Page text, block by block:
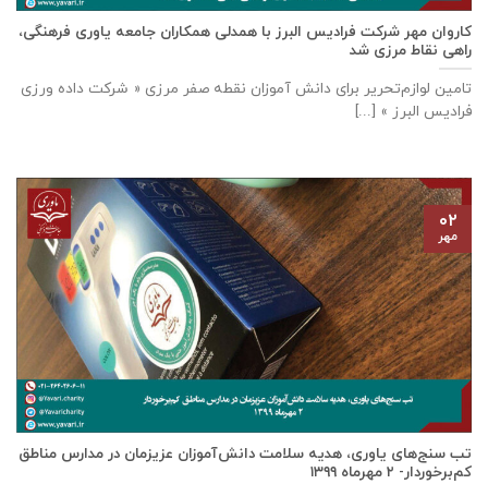
كاروان مهر شرکت فرادیس البرز با همدلی همکاران جامعه یاوری فرهنگی،
راهی نقاط مرزی شد
تامين لوازم‌تحرير برای دانش آموزان نقطه صفر مرزی « شرکت داده ورزی
فراديس البرز » [...]
تب سنج‌های یاوری، هدیه سلامت دانش‌آموزان عزیزمان در مدارس مناطق
کم‌برخوردار- ۲ مهرماه ۱۳۹۹
۰۲
مهر